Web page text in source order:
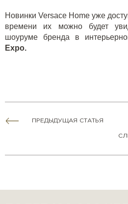
НовинкиVersace Home уже
времени их можно будет
шоуруме бренда в
Expo.
ПРЕДЫДУЩАЯ СТАТЬЯ